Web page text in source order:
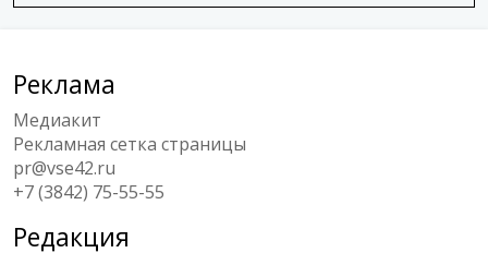
Реклама
Медиакит
Рекламная сетка страницы
pr@vse42.ru
+7 (3842) 75-55-55
Редакция